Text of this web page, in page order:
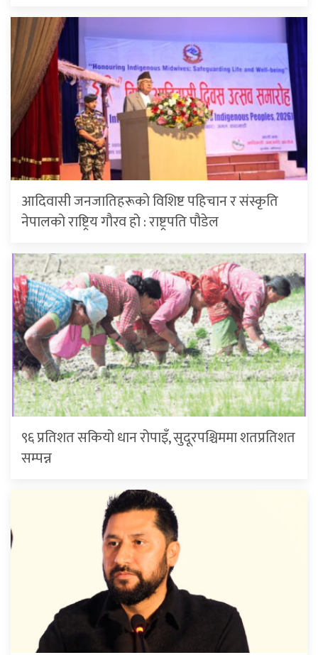
आदिवासी जनजातिहरूको विशिष्ट पहिचान र संस्कृति
नेपालको राष्ट्रिय गौरव हो : राष्ट्रपति पौडेल
९६ प्रतिशत सकियो धान रोपाइँ, सुदूरपश्चिममा शतप्रतिशत
सम्पन्न